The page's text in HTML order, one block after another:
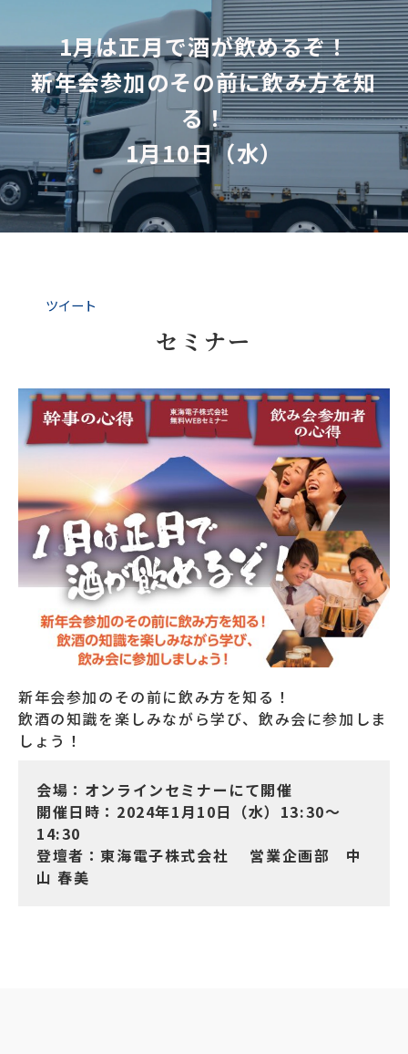
1月は正月で酒が飲めるぞ！
新年会参加のその前に飲み方を知
る！
1月10日（水）
ツイート
セミナー
新年会参加のその前に飲み方を知る！
飲酒の知識を楽しみながら学び、飲み会に参加しま
しょう！
会場：オンラインセミナーにて開催
開催日時：2024年1月10日（水）13:30～
14:30
登壇者：東海電子株式会社 営業企画部 中
山 春美